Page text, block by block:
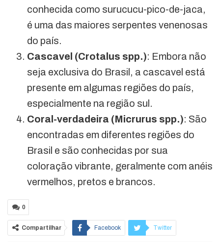
conhecida como surucucu-pico-de-jaca,
é uma das maiores serpentes venenosas
do país.
Cascavel (Crotalus spp.): Embora não
seja exclusiva do Brasil, a cascavel está
presente em algumas regiões do país,
especialmente na região sul.
Coral-verdadeira (Micrurus spp.): São
encontradas em diferentes regiões do
Brasil e são conhecidas por sua
coloração vibrante, geralmente com anéis
vermelhos, pretos e brancos.
0
Compartilhar Facebook Twitter